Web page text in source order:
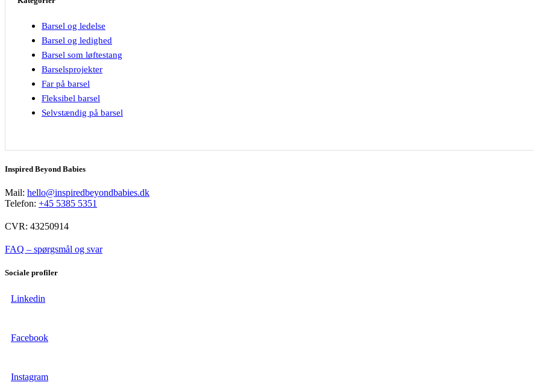
Barsel og ledelse
Barsel og ledighed
Barsel som løftestang
Barselsprojekter
Far på barsel
Fleksibel barsel
Selvstændig på barsel
Inspired Beyond Babies
Mail: hello@inspiredbeyondbabies.dk
Telefon: +45 5385 5351
CVR: 43250914
FAQ – spørgsmål og svar
Sociale profiler
Linkedin
Facebook
Instagram